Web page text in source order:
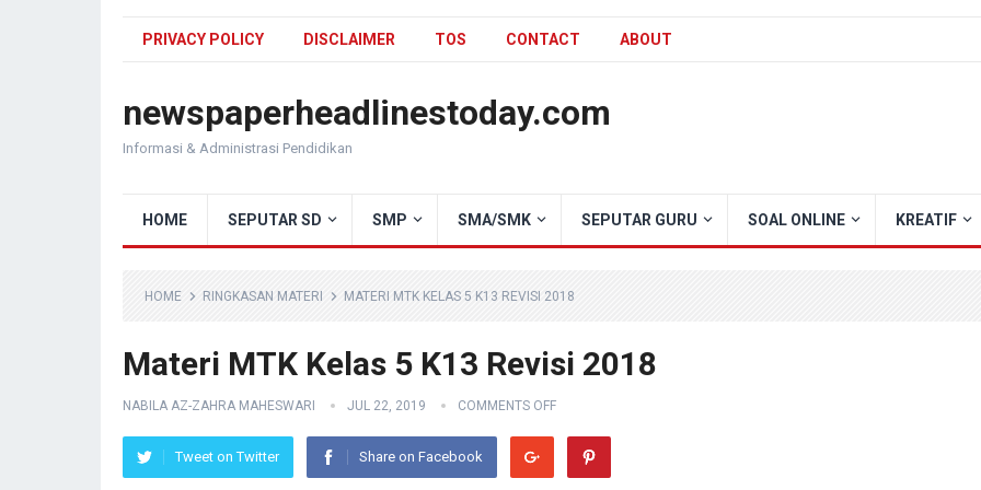
PRIVACY POLICY DISCLAIMER TOS CONTACT ABOUT
newspaperheadlinestoday.com
Informasi & Administrasi Pendidikan
HOME SEPUTAR SD SMP SMA/SMK SEPUTAR GURU SOAL ONLINE KREATIF
HOME RINGKASAN MATERI MATERI MTK KELAS 5 K13 REVISI 2018
Materi MTK Kelas 5 K13 Revisi 2018
NABILA AZ-ZAHRA MAHESWARI JUL 22, 2019 COMMENTS OFF
Tweet on Twitter Share on Facebook